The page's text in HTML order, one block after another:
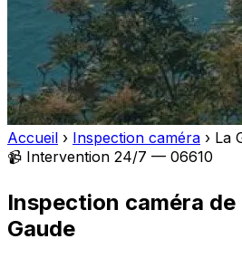
Accueil › Inspection caméra › La
📹 Intervention 24/7 — 06610
Inspection caméra de
Gaude